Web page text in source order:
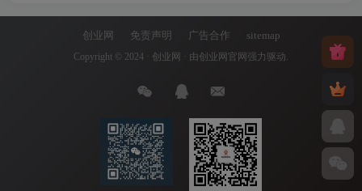
创业网 免责声明 广告合作 sitemap
Copyright © 2024 · 创业网 · 由创业网官网 强力驱动.